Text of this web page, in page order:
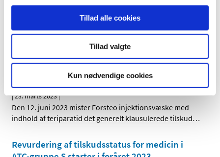
Tillad alle cookies
Tillad valgte
Kun nødvendige cookies
klausuleret tilskud
Lægemiddelstyrelsen har besluttet, at Ikervis,
øjendråber, opløsning med indhold af ciclosporin i
Fra den 12. juni 2023 er der kun tilskud til
biosimilær teriparatid
|23. marts 2023|
Den 12. juni 2023 mister Forsteo injektionsvæske med
indhold af teriparatid det generelt klausulerede tilskud…
Revurdering af tilskudsstatus for medicin i